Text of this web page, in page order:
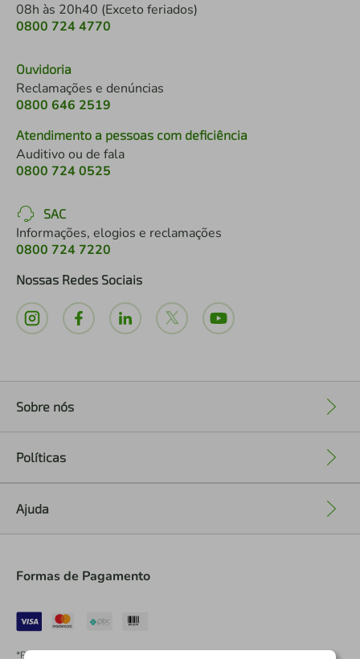
08h às 20h40 (Exceto feriados)
0800 724 4770
Ouvidoria
Reclamações e denúncias
0800 646 2519
Atendimento a pessoas com deficiência
Auditivo ou de fala
0800 724 0525
SAC
Informações, elogios e reclamações
0800 724 7220
Nossas Redes Sociais
Sobre nós
Políticas
Ajuda
Formas de Pagamento
*Pontos dos Cartões Sicredi